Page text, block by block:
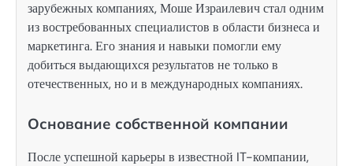
зарубежных компаниях, Моше Израилевич стал одним
из востребованных специалистов в области бизнеса и
маркетинга. Его знания и навыки помогли ему
добиться выдающихся результатов не только в
отечественных, но и в международных компаниях.
Основание собственной компании
После успешной карьеры в известной IT-компании,